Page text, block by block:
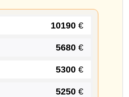
10190 €
5680 €
5300 €
5250 €